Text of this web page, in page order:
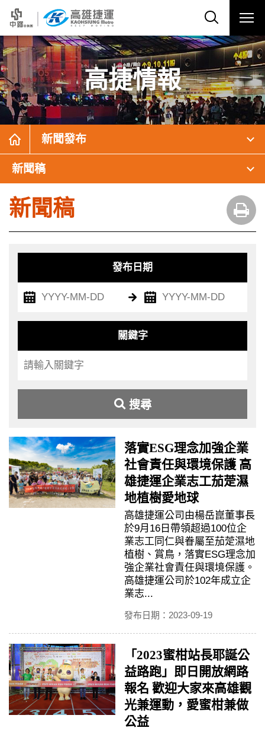
高捷情報
新聞發布
新聞稿
新聞稿
發布日期
關鍵字
搜尋
落實ESG理念加強企業
社會責任與環境保護 高
雄捷運企業志工茄萣濕
地植樹愛地球
高雄捷運公司由楊岳崑董事長
於9月16日帶領超過100位企
業志工同仁與眷屬至茄萣濕地
植樹、賞鳥，落實ESG理念加
強企業社會責任與環境保護。
高雄捷運公司於102年成立企
業志...
發布日期：2023-09-19
「2023蜜柑站長耶誕公
益路跑」即日開放網路
報名 歡迎大家來高雄觀
光兼運動，愛蜜柑兼做
公益